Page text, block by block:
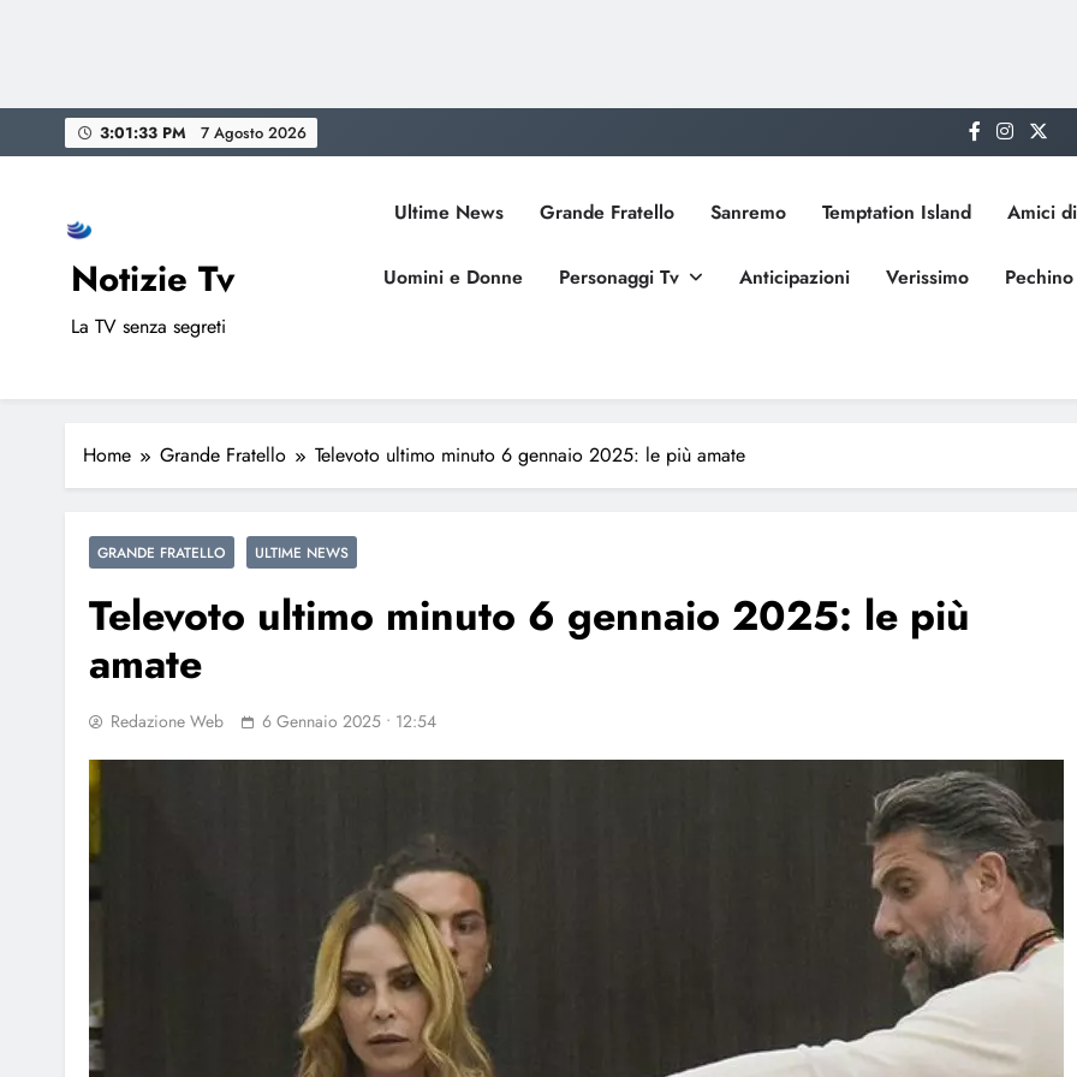
to
3:01:34 PM 7 Agosto 2026
Notizie Tv
La TV senza segreti
Ultime News Grande Fratello Sanremo Temptation Island Amici
Uomini e Donne Personaggi Tv Anticipazioni Verissimo
Home Grande Fratello Televoto ultimo minuto 6 gennaio 2025: le più amate
GRANDE FRATELLO ULTIME NEWS
Televoto ultimo minuto 6 gennaio 2025: le più
amate
Redazione Web 6 Gennaio 2025 • 12:54